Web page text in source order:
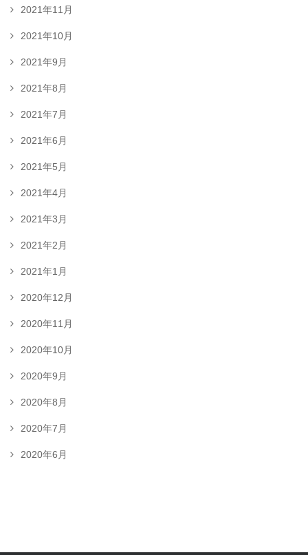
2021年11月
2021年10月
2021年9月
2021年8月
2021年7月
2021年6月
2021年5月
2021年4月
2021年3月
2021年2月
2021年1月
2020年12月
2020年11月
2020年10月
2020年9月
2020年8月
2020年7月
2020年6月